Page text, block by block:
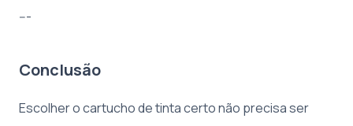
---
Conclusão
Escolher o cartucho de tinta certo não precisa ser